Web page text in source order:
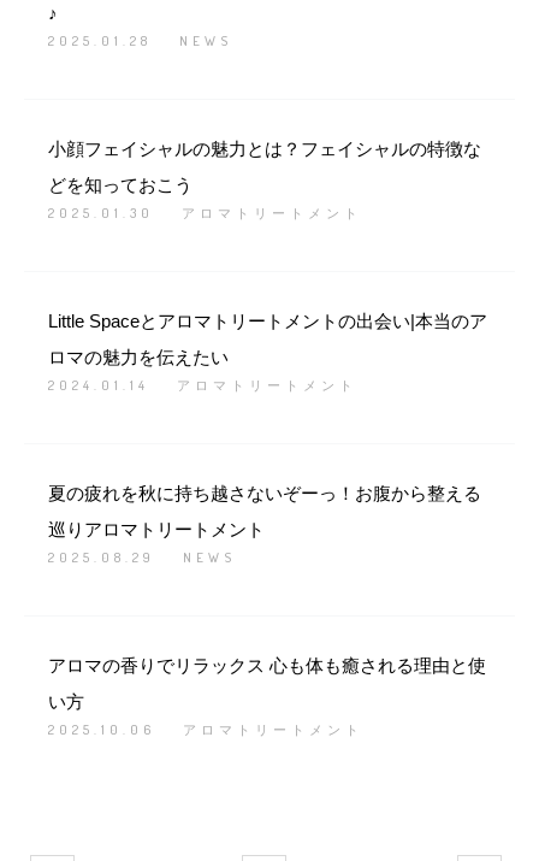
♪
2025.01.28 NEWS
小顔フェイシャルの魅力とは？フェイシャルの特徴な
どを知っておこう
2025.01.30 アロマトリートメント
Little Spaceとアロマトリートメントの出会い|本当のア
ロマの魅力を伝えたい
2024.01.14 アロマトリートメント
夏の疲れを秋に持ち越さないぞーっ！お腹から整える
巡りアロマトリートメント
2025.08.29 NEWS
アロマの香りでリラックス 心も体も癒される理由と使
い方
2025.10.06 アロマトリートメント